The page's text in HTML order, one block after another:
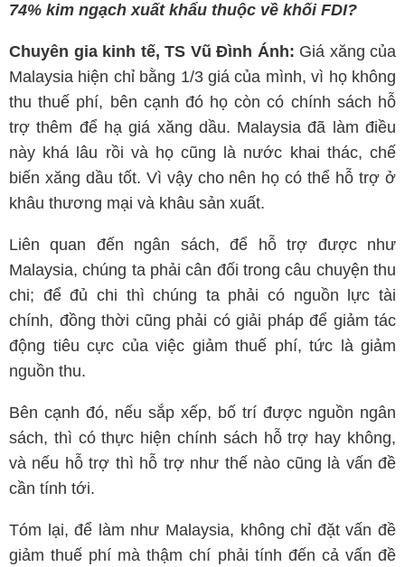
74% kim ngạch xuất khẩu thuộc về khối FDI?
Chuyên gia kinh tế, TS Vũ Đình Ánh: Giá xăng của
Malaysia hiện chỉ bằng 1/3 giá của mình, vì họ không
thu thuế phí, bên cạnh đó họ còn có chính sách hỗ
trợ thêm để hạ giá xăng dầu. Malaysia đã làm điều
này khá lâu rồi và họ cũng là nước khai thác, chế
biến xăng dầu tốt. Vì vậy cho nên họ có thể hỗ trợ ở
khâu thương mại và khâu sản xuất.
Liên quan đến ngân sách, để hỗ trợ được như
Malaysia, chúng ta phải cân đối trong câu chuyện thu
chi; để đủ chi thì chúng ta phải có nguồn lực tài
chính, đồng thời cũng phải có giải pháp để giảm tác
động tiêu cực của việc giảm thuế phí, tức là giảm
nguồn thu.
Bên cạnh đó, nếu sắp xếp, bố trí được nguồn ngân
sách, thì có thực hiện chính sách hỗ trợ hay không,
và nếu hỗ trợ thì hỗ trợ như thế nào cũng là vấn đề
cần tính tới.
Tóm lại, để làm như Malaysia, không chỉ đặt vấn đề
giảm thuế phí mà thậm chí phải tính đến cả vấn đề